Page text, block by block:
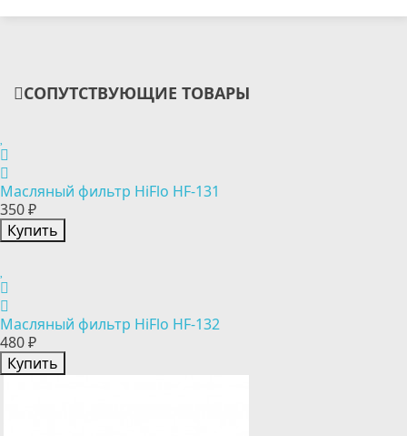
СОПУТСТВУЮЩИЕ ТОВАРЫ
Масляный фильтр HiFlo HF-131
350 ₽
Купить
Масляный фильтр HiFlo HF-132
480 ₽
Купить